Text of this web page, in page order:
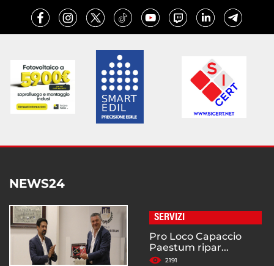
NEWS24
SERVIZI
Pro Loco Capaccio
Paestum ripar...
2191